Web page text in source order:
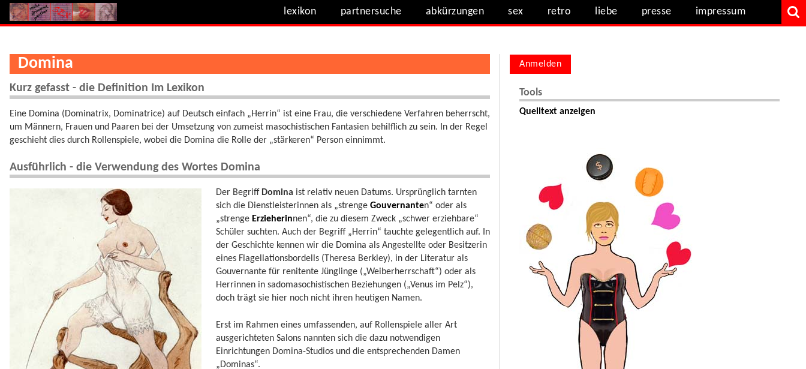
lexikon partnersuche abkürzungen sex retro liebe presse impressum
Domina
Kurz gefasst - die Definition Im Lexikon
Eine Domina (Dominatrix, Dominatrice) auf Deutsch einfach „Herrin“ ist eine Frau, die verschiedene Verfahren beherrscht,
um Männern, Frauen und Paaren bei der Umsetzung von zumeist masochistischen Fantasien behilflich zu sein. In der Regel
geschieht dies durch Rollenspiele, wobei die Domina die Rolle der „stärkeren“ Person einnimmt.
Ausführlich - die Verwendung des Wortes Domina
Der Begriff Domina ist relativ neuen Datums. Ursprünglich tarnten
sich die Dienstleisterinnen als „strenge Gouvernanten“ oder als
„strenge Erzieherinnen“, die zu diesem Zweck „schwer erziehbare“
Schüler suchten. Auch der Begriff „Herrin“ tauchte gelegentlich auf. In
der Geschichte kennen wir die Domina als Angestellte oder Besitzerin
eines Flagellationsbordells (Theresa Berkley), in der Literatur als
Gouvernante für renitente Jünglinge („Weiberherrschaft“) oder als
Herrinnen in sadomasochistischen Beziehungen („Venus im Pelz“),
doch trägt sie hier noch nicht ihren heutigen Namen.
Erst im Rahmen eines umfassenden, auf Rollenspiele aller Art
ausgerichteten Salons nannten sich die dazu notwendigen
Einrichtungen Domina-Studios und die entsprechenden Damen
„Dominas“.
Anmelden
Tools
Quelltext anzeigen